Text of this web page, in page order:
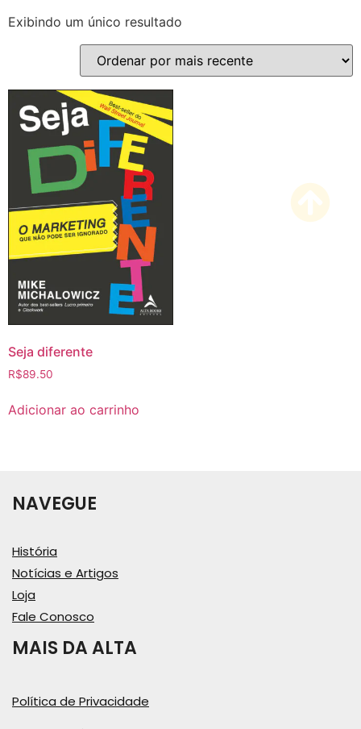
Exibindo um único resultado
Seja diferente
R$89.50
Adicionar ao carrinho
NAVEGUE
História
Notícias e Artigos
Loja
Fale Conosco
MAIS DA ALTA
Política de Privacidade